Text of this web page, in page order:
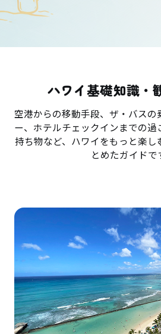
ハワイ基礎知識・
空港からの移動手段、ザ・バス
ー、ホテルチェックインまでの
持ち物など、ハワイをもっと楽し
とめたガイドで